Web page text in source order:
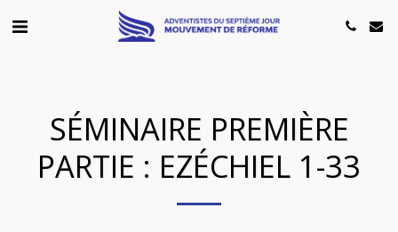
SÉMINAIRE PREMIÈRE
PARTIE : EZÉCHIEL 1-33